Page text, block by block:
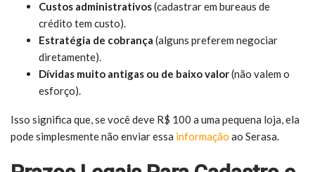
Custos administrativos(cadastrar em bureaus de
crédito tem custo).
Estratégia de cobrança (alguns preferem negociar
diretamente).
Dívidas muito antigas ou de baixo valor(não valem o
esforço).
Isso significa que, se você deve R$ 100 a uma pequena loja, ela
pode simplesmente não enviar essa informação ao Serasa.